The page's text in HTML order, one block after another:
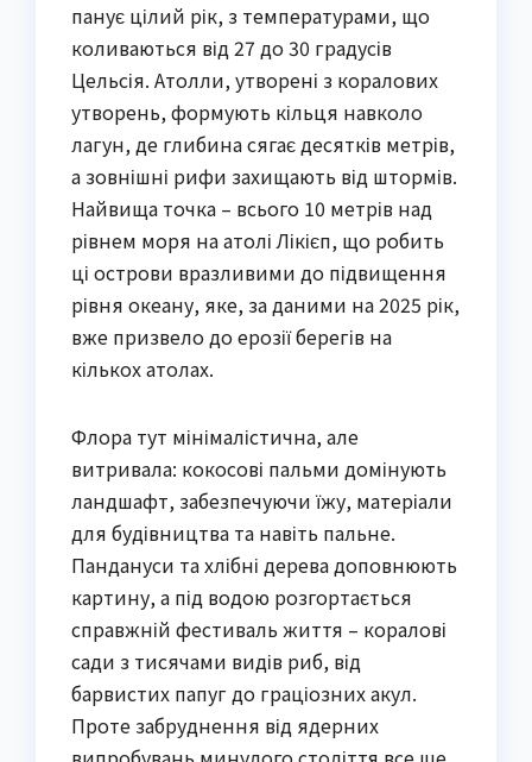
панує цілий рік, з температурами, що
коливаються від 27 до 30 градусів
Цельсія. Атолли, утворені з коралових
утворень, формують кільця навколо
лагун, де глибина сягає десятків метрів,
а зовнішні рифи захищають від штормів.
Найвища точка – всього 10 метрів над
рівнем моря на атолі Лікієп, що робить
ці острови вразливими до підвищення
рівня океану, яке, за даними на 2025 рік,
вже призвело до ерозії берегів на
кількох атолах.
Флора тут мінімалістична, але
витривала: кокосові пальми домінують
ландшафт, забезпечуючи їжу, матеріали
для будівництва та навіть пальне.
Пандануси та хлібні дерева доповнюють
картину, а під водою розгортається
справжній фестиваль життя – коралові
сади з тисячами видів риб, від
барвистих папуг до граціозних акул.
Проте забруднення від ядерних